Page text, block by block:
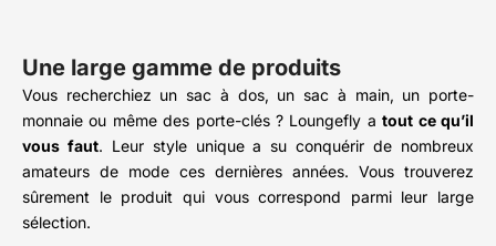
Une large gamme de produits
Vous recherchiez un sac à dos, un sac à main, un porte-
monnaie ou même des porte-clés ? Loungefly atout ce qu’il
vous faut. Leur style unique a su conquérir de nombreux
amateurs de mode ces dernières années. Vous trouverez
sûrement le produit qui vous correspond parmi leur large
sélection.